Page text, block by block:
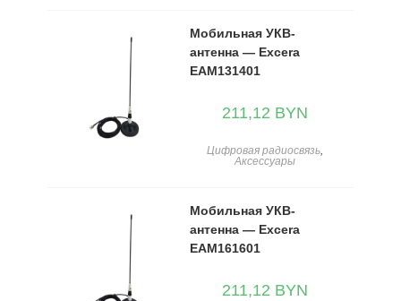
Цифровая радиосвязь,
Аксессуары
Мобильная УКВ-
антенна — Excera
EAM131401
211,12 BYN
Мобильная УКВ-
антенна — Excera
EAM161601
211,12 BYN